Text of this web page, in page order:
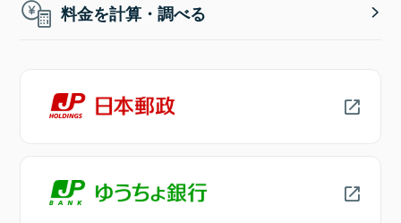
料金を計算・調べる